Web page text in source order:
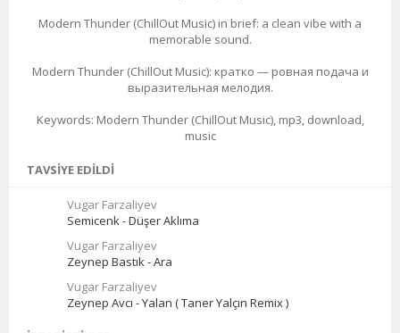
Modern Thunder (ChillOut Music) in brief: a clean vibe with a
memorable sound.
Modern Thunder (ChillOut Music): кратко — ровная подача и
выразительная мелодия.
Keywords: Modern Thunder (ChillOut Music), mp3, download,
music
TAVSIYE EDILDI
Vugar Farzaliyev
Semicenk - Düşer Aklıma
Vugar Farzaliyev
Zeynep Bastık - Ara
Vugar Farzaliyev
Zeynep Avcı - Yalan ( Taner Yalçın Remix )